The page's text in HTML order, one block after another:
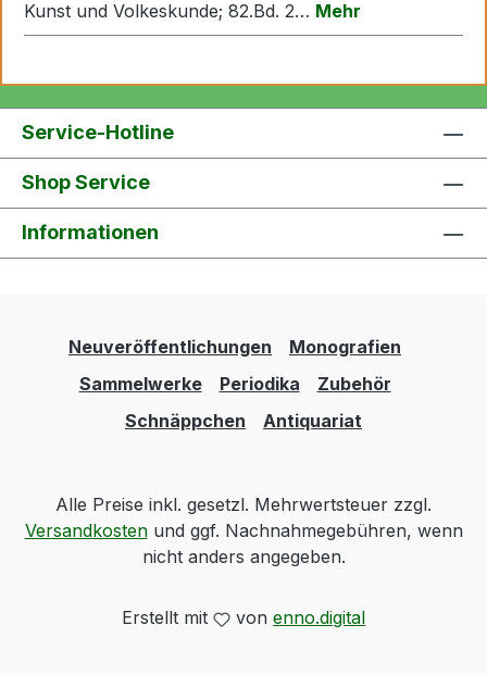
Kunst und Volkeskunde; 82.Bd. 2… Mehr
Service-Hotline
Shop Service
Informationen
Neuveröffentlichungen
Monografien
Sammelwerke
Periodika
Zubehör
Schnäppchen
Antiquariat
Alle Preise inkl. gesetzl. Mehrwertsteuer zzgl.
Versandkostenund ggf. Nachnahmegebühren, wenn
nicht anders angegeben.
Erstellt mit vonenno.digital